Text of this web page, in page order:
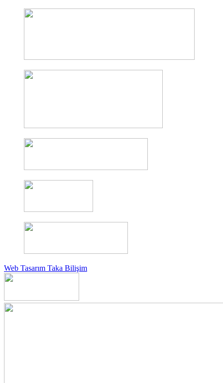
Web Tasarım Taka Bilişim